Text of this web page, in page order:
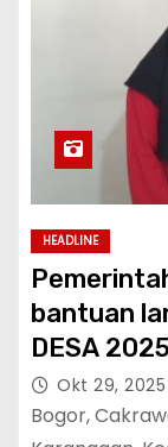
HEADLINE
bantuan
DESA 2025
Okt 29, 2025
Bogor,